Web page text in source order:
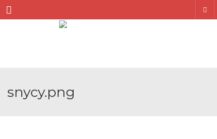
Menu
snycy.png